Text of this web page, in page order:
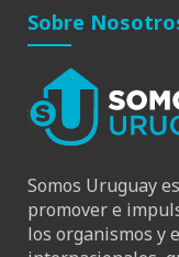
Sobre
Somos Uruguay
promover e
los organismos y